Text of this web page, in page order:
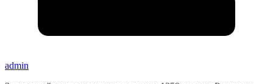
admin